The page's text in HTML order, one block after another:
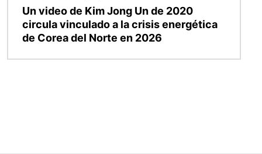
Un video de Kim Jong Un de 2020
circula vinculado a la crisis energética
de Corea del Norte en 2026